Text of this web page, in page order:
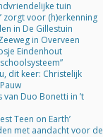
tuin
zorgt voor (h)erkenning
in De Gillestuin
in Overveen
Eindenhout
dit keer: Christelijk
Duo Bonetti in ’t
Teen on Earth’
met aandacht voor de